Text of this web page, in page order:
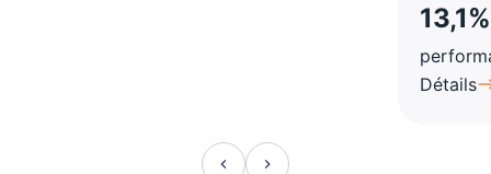
13,1%
Détails